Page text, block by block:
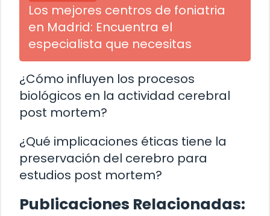
Los mejores centros de foniatria
en Madrid: Encuentra el
especialista que necesitas
¿Cómo influyen los procesos
biológicos en la actividad cerebral
post mortem?
¿Qué implicaciones éticas tiene la
preservación del cerebro para
estudios post mortem?
Publicaciones Relacionadas: